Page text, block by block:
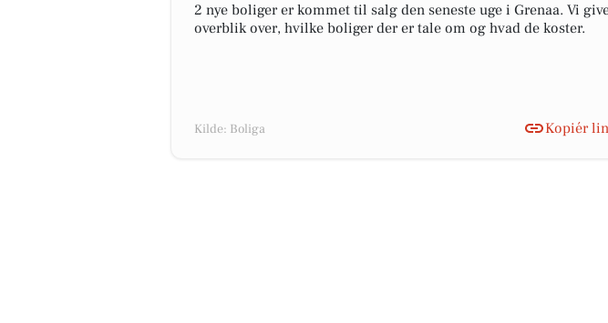
2 nye boliger er kommet til salg den seneste uge i Grenaa. Vi
overblik over, hvilke boliger der er tale om og hvad de koster.
Kilde: Boliga Kopiér